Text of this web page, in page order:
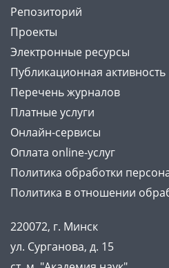
Репозиторий
Проекты
Электронные ресурсы
Публикационная активность
Перечень журналов
Платные услуги
Онлайн-сервисы
Оплата online-услуг
Политика обработки
Политика в отношении
220072, г. Минск
ул. Сурганова, д. 15